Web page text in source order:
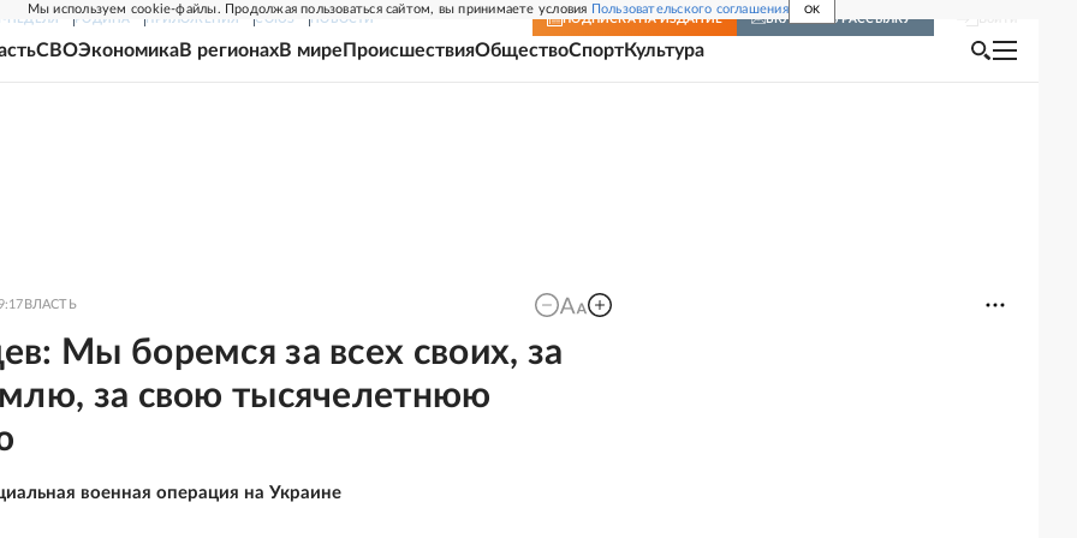
Мы используем cookie-файлы. Продолжая пользоваться сайтом, вы принимаете условия Пользовательского соглашения OK
НЕДЕЛЯ РОДИНА ПРИЛОЖЕНИЯ СОЮЗ НОВОСТИ ПОДПИСКА НА ИЗДАНИЕ ВКЛЮЧИТЬ РАССЫЛКУ
СВОЭкономикаВ регионахВ мире ПроисшествияОбществоСпортКультура
ВЛАСТЬ
Мы боремся за всех своих, за
за свою тысячелетнюю
военная операция на Украине